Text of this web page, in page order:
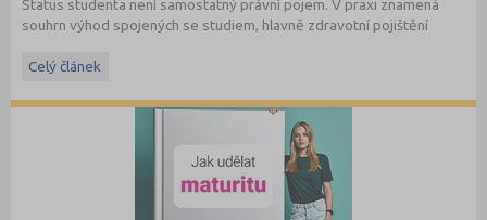
Status studenta není samostatný právní pojem. V praxi znamená
souhrn výhod spojených se studiem, hlavně zdravotní pojištění
Celý článek